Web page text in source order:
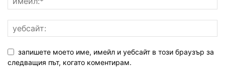
запишете моето име, имейл и уебсайт в този браузър за
следващия път, когато коментирам.